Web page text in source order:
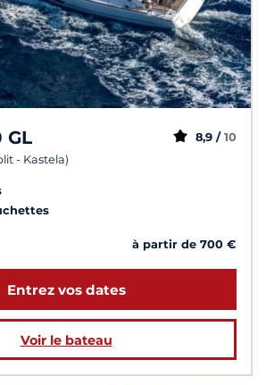
GL
- Kastela)
8,9 / 10
à partir de 700 €
Entrez vos dates
Voir le bateau